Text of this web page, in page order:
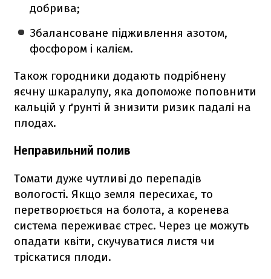
добрива;
Збалансоване підживлення азотом,
фосфором і калієм.
Також городники додають подрібнену
яєчну шкаралупу, яка допоможе поповнити
кальцій у ґрунті й знизити ризик падалі на
плодах.
Неправильний полив
Томати дуже чутливі до перепадів
вологості. Якщо земля пересихає, то
перетворюється на болота, а коренева
система переживає стрес. Через це можуть
опадати квіти, скучуватися листя чи
тріскатися плоди.